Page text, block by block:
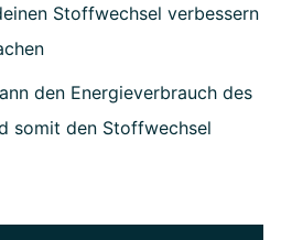
Stoffwechsel verbessern
den Energieverbrauch des
somit den Stoffwechsel